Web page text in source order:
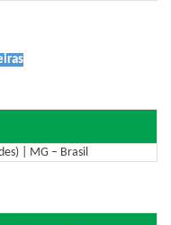
| MG – Brasil